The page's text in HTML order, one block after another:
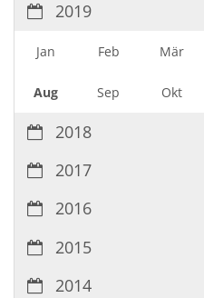
2019
Jan Feb Mär
Aug Sep Okt
2018
2017
2016
2015
2014